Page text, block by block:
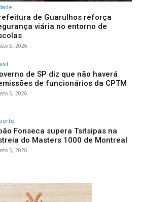
de Guarulhos reforça
viária no entorno de
5, 2026
de SP diz que não haverá
de funcionários da CPTM
5, 2026
Fonseca supera Tsitsipas na
do Masters 1000 de Montreal
5, 2026